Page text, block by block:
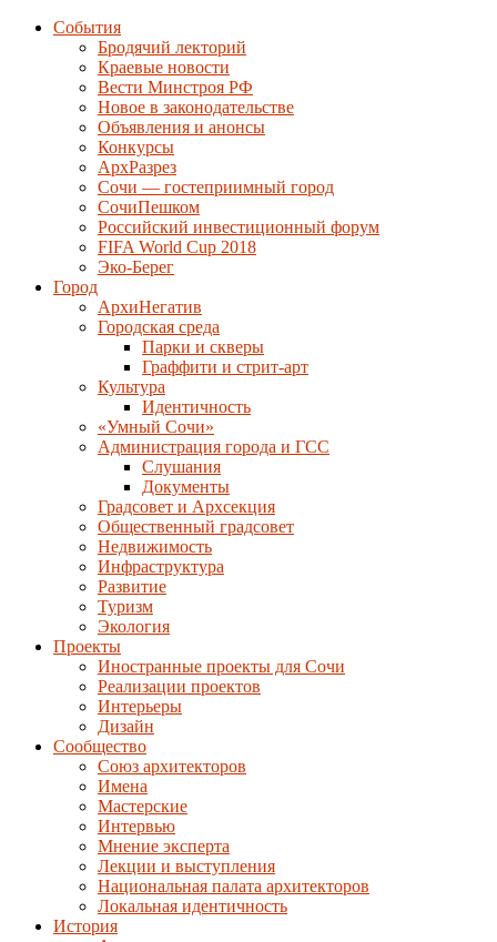
События
Бродячий лекторий
Краевые новости
Вести Минстроя РФ
Новое в законодательстве
Объявления и анонсы
Конкурсы
АрхРазрез
Сочи — гостеприимный город
СочиПешком
Российский инвестиционный форум
FIFA World Cup 2018
Эко-Берег
Город
АрхиНегатив
Городская среда
Парки и скверы
Граффити и стрит-арт
Культура
Идентичность
«Умный Сочи»
Администрация города и ГСС
Слушания
Документы
Градсовет и Архсекция
Общественный градсовет
Недвижимость
Инфраструктура
Развитие
Туризм
Экология
Проекты
Иностранные проекты для Сочи
Реализации проектов
Интерьеры
Дизайн
Сообщество
Союз архитекторов
Имена
Мастерские
Интервью
Мнение эксперта
Лекции и выступления
Национальная палата архитекторов
Локальная идентичность
История